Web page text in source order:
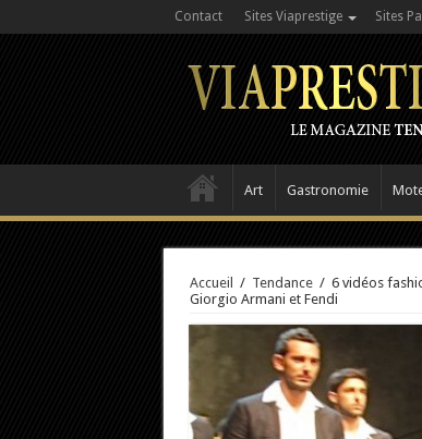
Contact Sites Viaprestige Sites
Art Gastronomie
Accueil / Tendance / 6 vidéos
Giorgio Armani et Fendi